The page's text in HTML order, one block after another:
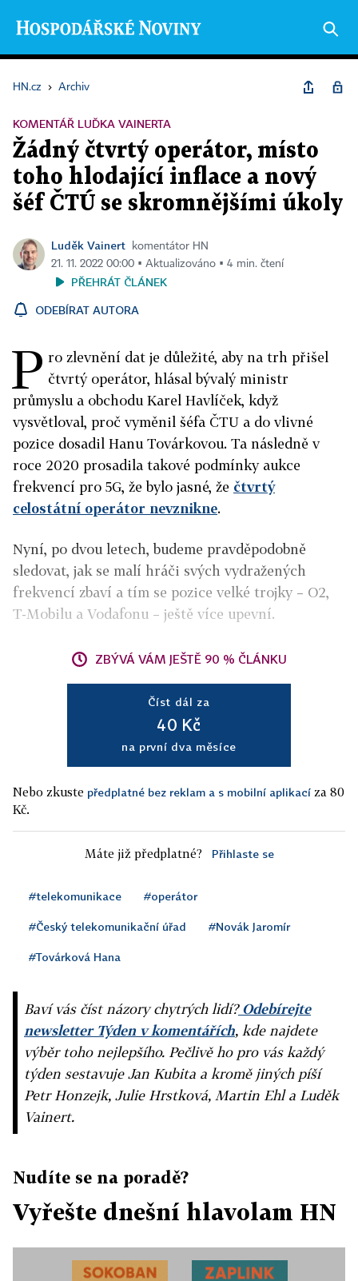
HN.cz › Archiv
KOMENTÁŘ LUĎKA VAINERTA
Žádný čtvrtý operátor, místo
toho hlodající inflace a nový
šéf ČTÚ se skromnějšími úkoly
Luděk Vainert
komentátor HN
21. 11. 2022 00:00 ▪ Aktualizováno ▪ 4 min. čtení
PŘEHRÁT ČLÁNEK
ODEBÍRAT AUTORA
P ro zlevnění dat je důležité, aby na trh přišel
čtvrtý operátor, hlásal bývalý ministr
průmyslu a obchodu Karel Havlíček, když
vysvětloval, proč vyměnil šéfa ČTU a do vlivné
pozice dosadil Hanu Továrkovou. Ta následně v
roce 2020 prosadila takové podmínky aukce
frekvencí pro 5G, že bylo jasné, že čtvrtý
celostátní operátor nevznikne.
Nyní, po dvou letech, budeme pravděpodobně
sledovat, jak se malí hráči svých vydražených
frekvencí zbaví a tím se pozice velké trojky – O2,
T-Mobilu a Vodafonu – ještě více upevní.
ZBÝVÁ VÁM JEŠTĚ 90 % ČLÁNKU
Číst dál za
40 Kč
na první dva měsíce
Nebo zkuste předplatné bez reklam a s mobilní aplikací za 80
Kč.
Máte již předplatné? Přihlaste se
#telekomunikace #operátor
#Český telekomunikační úřad #Novák Jaromír
#Továrková Hana
Baví vás číst názory chytrých lidí?Odebírejte
newsletter Týden v komentářích, kde najdete
výběr toho nejlepšího. Pečlivě ho pro vás každý
týden sestavuje Jan Kubita a kromě jiných píší
Petr Honzejk, Julie Hrstková, Martin Ehl a Luděk
Vainert.
Nudíte se na poradě?
Vyřešte dnešní hlavolam HN